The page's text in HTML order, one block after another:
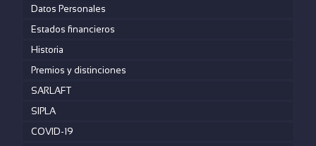
Datos Personales
Estados financieros
Historia
Premios y distinciones
SARLAFT
SIPLA
COVID-19